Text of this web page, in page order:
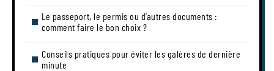
Le passeport, le permis ou d’autres documents :
comment faire le bon choix ?
Conseils pratiques pour éviter les galères de dernière
minute